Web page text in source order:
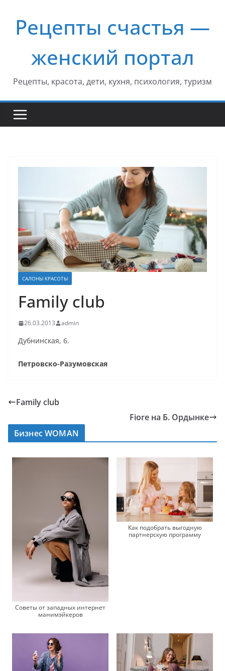
содержимому
Рецепты счастья —
женский портал
Рецепты, красота, дети, кухня, психология, туризм
САЛОНЫ КРАСОТЫ
Family club
26.03.2013 admin
Дубнинская, 6.
Петровско-Разумовская
Family club
Fiore на Б. Ордынке
Бизнес WOMAN
Советы от западных интернет
манимэйкеров
Как подобрать выгодную
партнерскую программу